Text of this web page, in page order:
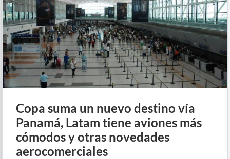
Copa suma un nuevo destino vía
Panamá, Latam tiene aviones más
cómodos y otras novedades
aerocomerciales